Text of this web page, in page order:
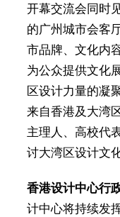
开幕交流会同时
的广州城市会客
市品牌、文化内
为公众提供文化
区设计力量的凝
来自香港及大湾
主理人、高校代
讨大湾区设计文
香港设计中心行
计中心将持续发